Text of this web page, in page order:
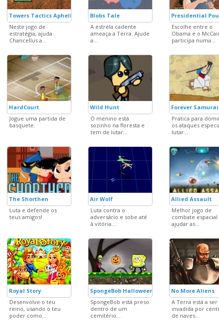
Towers Tactics Aphelion
Neste jogo de
estratégia, ajuda
Chancellus a...
Blobs Tale
A estrela cadente
ameaça a Terra. Ajude
a...
Presidential
Escolhe entre o
Obama e o
participa numa...
HardCourt
Jogue uma partida de
basquete.
Wild Hunt
O menino está
sozinho na floresta e
tem de lutar...
Forever Samurai
Pratica para
os ataques
lutar...
The Shorthen
Luta e defende os
teus amigos!
Air Wolf
Luta contra o
adversário e sobe até
à vitória....
Allied Assault
Melhor jogo de
combate espacial
ajudar as...
Royal Story
Desenvolve o teu
reino, usando o teu
poder como...
SpongeBob Halloween Adventure 3
SpongeBob está preso
dentro de um
cemitério...
No More Aliens
A Terra está a ser
invadida por
de naves...